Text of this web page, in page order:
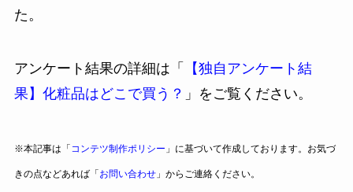
た。
アンケート結果の詳細は「
【独自アンケート結
果】化粧品はどこで買う？ 」をご覧ください。
※本記事は「 コンテツ制作ポリシー 」に基づいて作成しております。お気づ
きの点などあれば「お問い合わせ」からご連絡ください。